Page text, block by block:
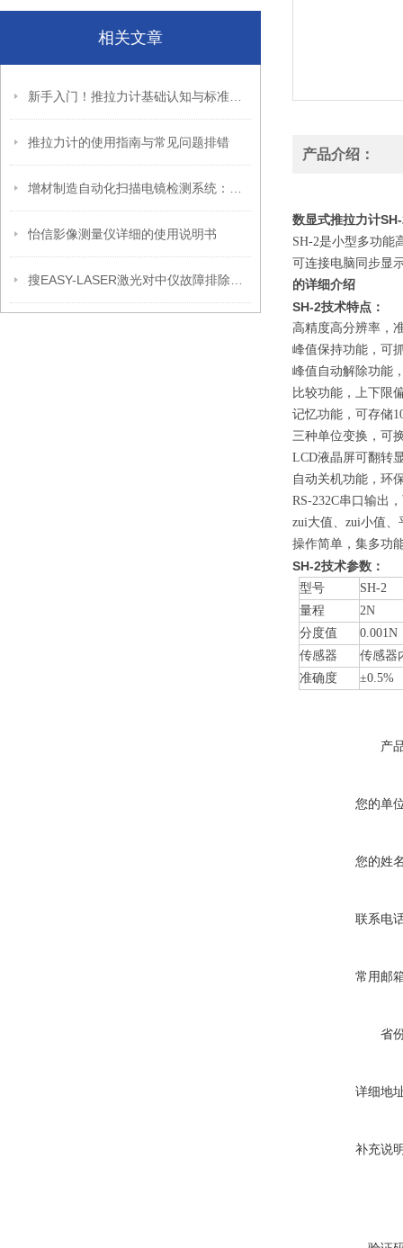
相关文章
推拉力计的使用指南与常见问题排错
怡信影像测量仪详细的使用说明书
产品介绍：
数显式推拉力计
SH-2是小型多功能
可连接电脑同步显
的详细介绍
SH-2技术特点：
高精度高分辨率，
峰值保持功能，可
峰值自动解除功能
比较功能，上下限
记忆功能，可存储
三种单位变换，可
LCD液晶屏可翻转
自动关机功能，环
RS-232C串口输出
zui大值、zui小值
操作简单，集多功
SH-2技术参数：
型号
SH-2
量程
2N
分度值
0.001N
传感器
传感器
准确度
±0.5%
产
您的单
您的姓
联系电
常用邮
省
详细地
补充说